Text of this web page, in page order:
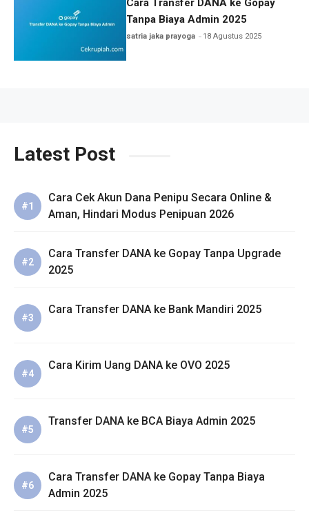
Cara Transfer DANA ke Gopay
Tanpa Biaya Admin 2025
satria jaka prayoga 18 Agustus 2025
Latest Post
Cara Cek Akun Dana Penipu Secara Online &
Aman, Hindari Modus Penipuan 2026
Cara Transfer DANA ke Gopay Tanpa Upgrade
2025
Cara Transfer DANA ke Bank Mandiri 2025
Cara Kirim Uang DANA ke OVO 2025
Transfer DANA ke BCA Biaya Admin 2025
Cara Transfer DANA ke Gopay Tanpa Biaya
Admin 2025